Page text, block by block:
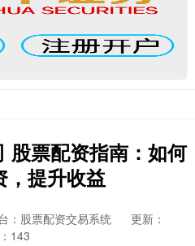
股票配资指南：如何
，提升收益
：股票配资交易系统
更新：
143